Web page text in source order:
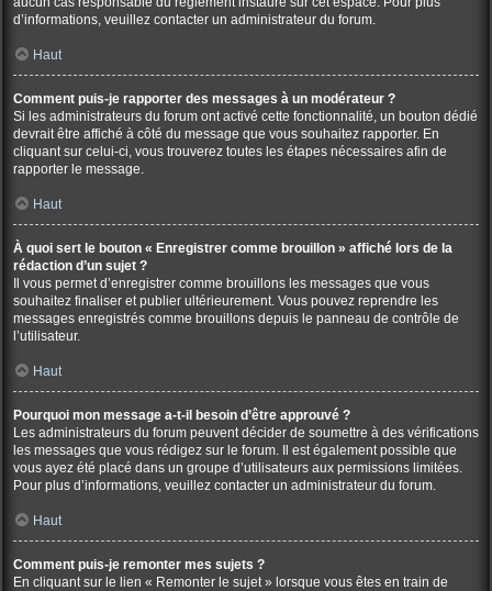
d’informations, veuillez contacter un administrateur du forum.
Haut
Comment puis-je rapporter des messages à un modérateur ?
Si les administrateurs du forum ont activé cette fonctionnalité, un bouton dédié
devrait être affiché à côté du message que vous souhaitez rapporter. En
cliquant sur celui-ci, vous trouverez toutes les étapes nécessaires afin de
rapporter le message.
Haut
À quoi sert le bouton « Enregistrer comme brouillon » affiché lors de la
rédaction d’un sujet ?
Il vous permet d’enregistrer comme brouillons les messages que vous
souhaitez finaliser et publier ultérieurement. Vous pouvez reprendre les
messages enregistrés comme brouillons depuis le panneau de contrôle de
l’utilisateur.
Haut
Pourquoi mon message a-t-il besoin d’être approuvé ?
Les administrateurs du forum peuvent décider de soumettre à des vérifications
les messages que vous rédigez sur le forum. Il est également possible que
vous ayez été placé dans un groupe d’utilisateurs aux permissions limitées.
Pour plus d’informations, veuillez contacter un administrateur du forum.
Haut
Comment puis-je remonter mes sujets ?
En cliquant sur le lien « Remonter le sujet » lorsque vous êtes en train de